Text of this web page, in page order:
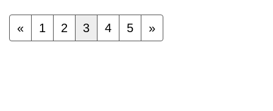
« 1 2 3 4 5 »